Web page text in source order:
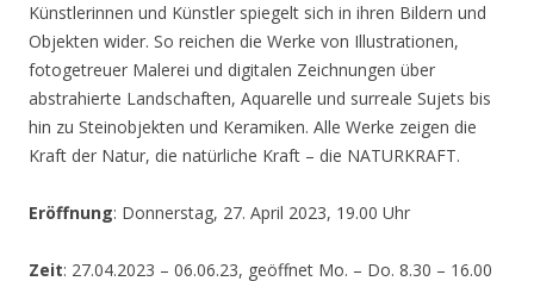
Künstlerinnen und Künstler spiegelt sich in ihren Bildern und
Objekten wider. So reichen die Werke von Illustrationen,
fotogetreuer Malerei und digitalen Zeichnungen über
abstrahierte Landschaften, Aquarelle und surreale Sujets bis
hin zu Steinobjekten und Keramiken. Alle Werke zeigen die
Kraft der Natur, die natürliche Kraft – die NATURKRAFT.
Eröffnung: Donnerstag, 27. April 2023, 19.00 Uhr
Zeit: 27.04.2023 – 06.06.23, geöffnet Mo. – Do. 8.30 – 16.00